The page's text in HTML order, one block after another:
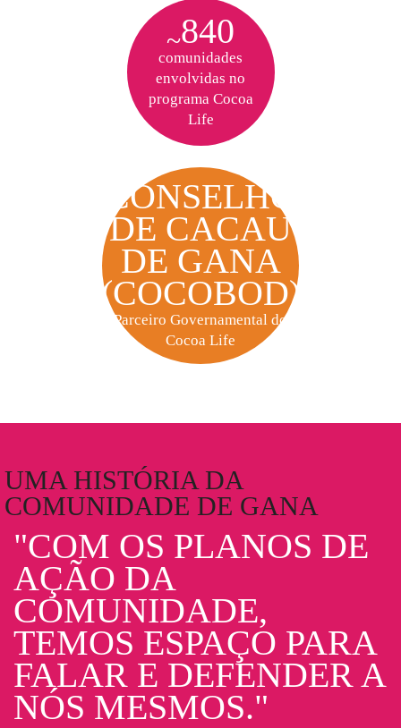
~840
comunidades
envolvidas no
programa Cocoa
Life
CONSELHO
DE CACAU
DE GANA
(COCOBOD)
Parceiro Governamental do
Cocoa Life
UMA HISTÓRIA DA
COMUNIDADE DE GANA
"COM OS PLANOS DE
AÇÃO DA
COMUNIDADE,
TEMOS ESPAÇO PARA
FALAR E DEFENDER A
NÓS MESMOS."